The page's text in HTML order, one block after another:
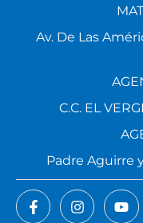
Av. De Las
C.C. EL
Padre Aguirre